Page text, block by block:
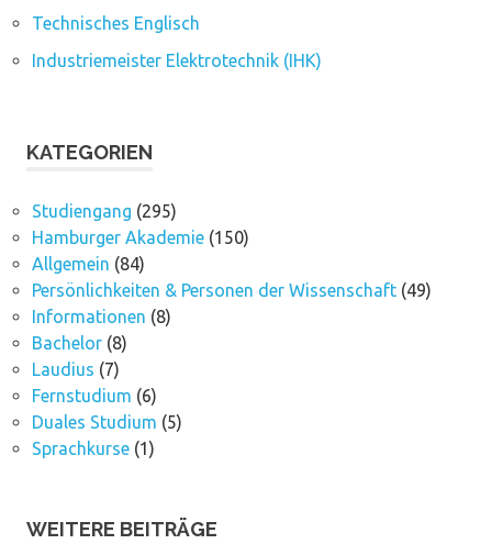
Technisches Englisch
Industriemeister Elektrotechnik (IHK)
KATEGORIEN
Studiengang (295)
Hamburger Akademie(150)
Allgemein (84)
Persönlichkeiten & Personen der Wissenschaft(49)
Informationen (8)
Bachelor(8)
Laudius (7)
Fernstudium (6)
Duales Studium (5)
Sprachkurse(1)
WEITERE BEITRÄGE